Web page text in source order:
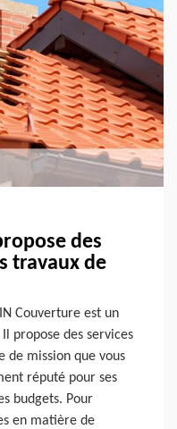
des
travaux de
Couverture est un
propose des services
de mission que vous
réputé pour ses
budgets. Pour
en matière de